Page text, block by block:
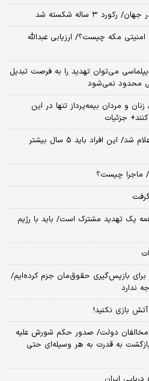
۳ ساله شکسته شد
مکه چیست؟/ ارزیابی عبدالله
می‌توان تهدید را به فرصت تبدیل
محدود نمی‌شود
و مردان بیمه‌پرداز تنها در این
جزئیات
جزئیات صدور احکام بازنشستگی اعلام شد/ این افراد باید ۵ سال بیشتر
یک تهدید مشترک است/ باید با رژیم
برای بازپس‌گیری حقوق‌مان جزم کرده‌ایم/
ندارد
بازی نکنید!
مخالفان دولت/ صدور حکم شورش علیه
به قدرت به هر وسیله‌ای حتی